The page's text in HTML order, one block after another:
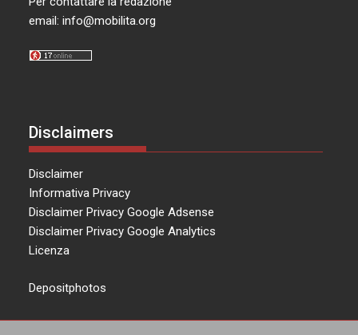
email:info@mobilita.org
Disclaimers
Disclaimer
Informativa Privacy
Disclaimer Privacy Google Adsense
Disclaimer Privacy Google Analytics
Licenza
Depositphotos